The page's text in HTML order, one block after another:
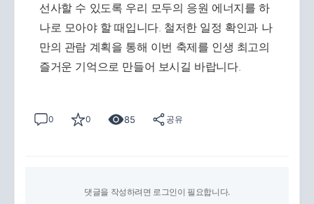
선사할 수 있도록 우리 모두의 응원 에너지를 하
나로 모아야 할 때입니다. 철저한 일정 확인과 나
만의 관람 계획을 통해 이번 축제를 인생 최고의
즐거운 기억으로 만들어 보시길 바랍니다.
0 0 85 공유
댓글을 작성하려면 로그인이 필요합니다.